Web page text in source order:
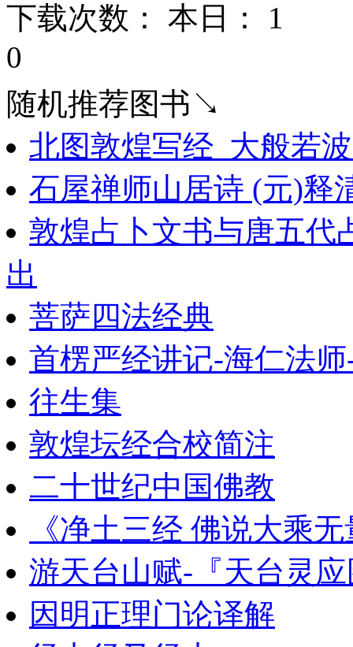
下载次数： 本日： 1
0
随机推荐图书↘
北图敦煌写经_大般若
石屋禅师山居诗 (元)释
敦煌占卜文书与唐五代
出
菩萨四法经典
首楞严经讲记-海仁法
往生集
敦煌坛经合校简注
二十世纪中国佛教
《净土三经 佛说大乘
游天台山赋-『天台灵
因明正理门论译解